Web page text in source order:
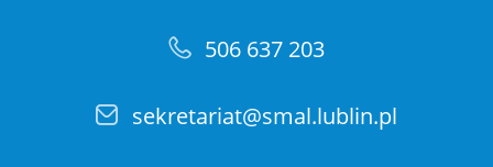
506 637 203
sekretariat@smal.lublin.pl